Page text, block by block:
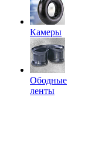
Камеры
Ободные
ленты